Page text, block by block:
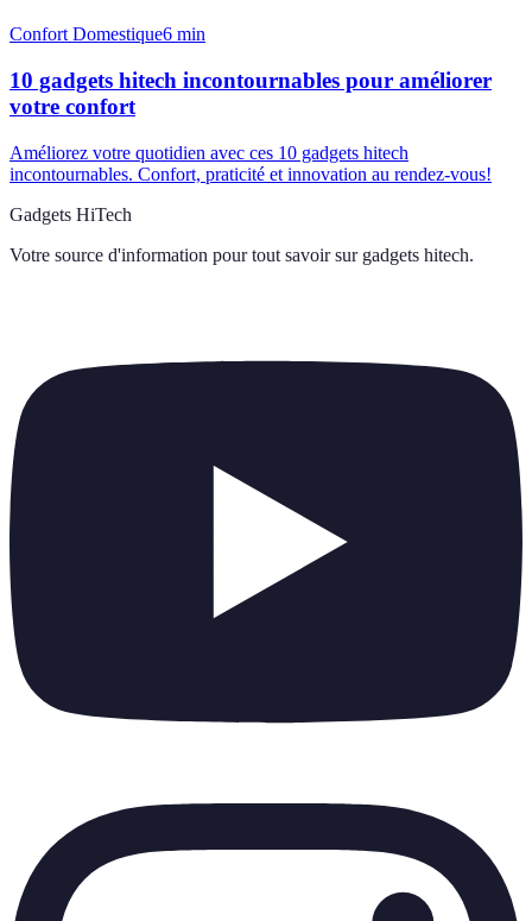
Confort Domestique6 min
10 gadgets hitech incontournables pour améliorer
votre confort
Améliorez votre quotidien avec ces 10 gadgets hitech
incontournables. Confort, praticité et innovation au rendez-vous!
Gadgets HiTech
Votre source d'information pour tout savoir sur gadgets hitech.